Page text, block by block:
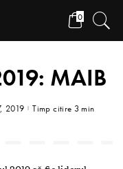
0
MAIB
2019 Timp citire 3 min